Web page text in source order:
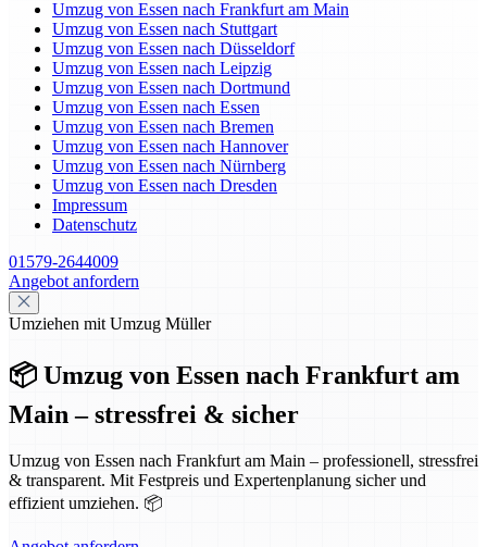
Umzug von Essen nach Frankfurt am Main
Umzug von Essen nach Stuttgart
Umzug von Essen nach Düsseldorf
Umzug von Essen nach Leipzig
Umzug von Essen nach Dortmund
Umzug von Essen nach Essen
Umzug von Essen nach Bremen
Umzug von Essen nach Hannover
Umzug von Essen nach Nürnberg
Umzug von Essen nach Dresden
Impressum
Datenschutz
01579-2644009
Angebot anfordern
Umziehen mit Umzug Müller
📦 Umzug von Essen nach Frankfurt am
Main – stressfrei & sicher
Umzug von Essen nach Frankfurt am Main – professionell, stressfrei
& transparent. Mit Festpreis und Expertenplanung sicher und
effizient umziehen. 📦